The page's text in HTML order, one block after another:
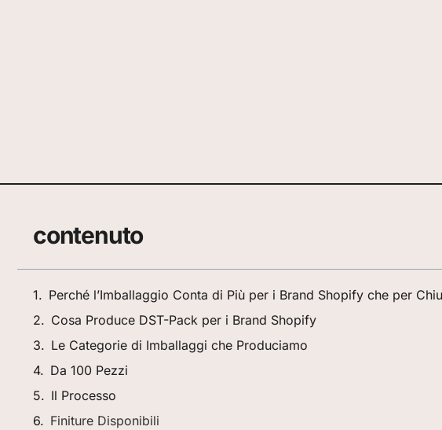
contenuto
Perché l’Imballaggio Conta di Più per i Brand Shopify che per
Cosa Produce DST-Pack per i Brand Shopify
Le Categorie di Imballaggi che Produciamo
Da 100 Pezzi
Il Processo
Finiture Disponibili